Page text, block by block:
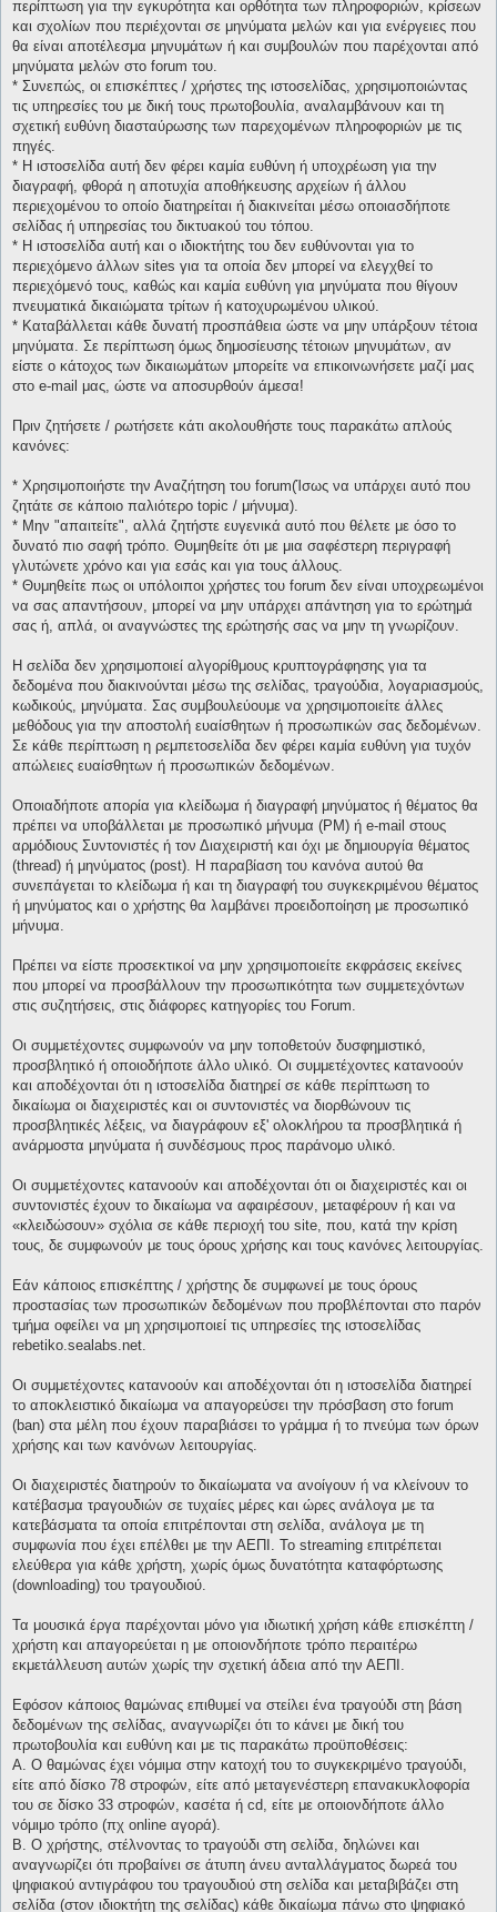
περίπτωση για την εγκυρότητα και ορθότητα των πληροφοριών, κρίσεων
και σχολίων που περιέχονται σε μηνύματα μελών και για ενέργειες που
θα είναι αποτέλεσμα μηνυμάτων ή και συμβουλών που παρέχονται από
μηνύματα μελών στο forum του.
* Συνεπώς, οι επισκέπτες / χρήστες της ιστοσελίδας, χρησιμοποιώντας
τις υπηρεσίες του με δική τους πρωτοβουλία, αναλαμβάνουν και τη
σχετική ευθύνη διασταύρωσης των παρεχομένων πληροφοριών με τις
πηγές.
* H ιστοσελίδα αυτή δεν φέρει καμία ευθύνη ή υποχρέωση για την
διαγραφή, φθορά η αποτυχία αποθήκευσης αρχείων ή άλλου
περιεχομένου το οποίο διατηρείται ή διακινείται μέσω οποιασδήποτε
σελίδας ή υπηρεσίας του δικτυακού του τόπου.
* H ιστοσελίδα αυτή και ο ιδιοκτήτης του δεν ευθύνονται για το
περιεχόμενο άλλων sites για τα οποία δεν μπορεί να ελεγχθεί το
περιεχόμενό τους, καθώς και καμία ευθύνη για μηνύματα που θίγουν
πνευματικά δικαιώματα τρίτων ή κατοχυρωμένου υλικού.
* Καταβάλλεται κάθε δυνατή προσπάθεια ώστε να μην υπάρξουν τέτοια
μηνύματα. Σε περίπτωση όμως δημοσίευσης τέτοιων μηνυμάτων, αν
είστε ο κάτοχος των δικαιωμάτων μπορείτε να επικοινωνήσετε μαζί μας
στο e-mail μας, ώστε να αποσυρθούν άμεσα!
Πριν ζητήσετε / ρωτήσετε κάτι ακολουθήστε τους παρακάτω απλούς
κανόνες:
* Χρησιμοποιήστε την Αναζήτηση του forum(Ίσως να υπάρχει αυτό που
ζητάτε σε κάποιο παλιότερο topic / μήνυμα).
* Μην "απαιτείτε", αλλά ζητήστε ευγενικά αυτό που θέλετε με όσο το
δυνατό πιο σαφή τρόπο. Θυμηθείτε ότι με μια σαφέστερη περιγραφή
γλυτώνετε χρόνο και για εσάς και για τους άλλους.
* Θυμηθείτε πως οι υπόλοιποι χρήστες του forum δεν είναι υποχρεωμένοι
να σας απαντήσουν, μπορεί να μην υπάρχει απάντηση για το ερώτημά
σας ή, απλά, οι αναγνώστες της ερώτησής σας να μην τη γνωρίζουν.
Η σελίδα δεν χρησιμοποιεί αλγορίθμους κρυπτογράφησης για τα
δεδομένα που διακινούνται μέσω της σελίδας, τραγούδια, λογαριασμούς,
κωδικούς, μηνύματα. Σας συμβουλεύουμε να χρησιμοποιείτε άλλες
μεθόδους για την αποστολή ευαίσθητων ή προσωπικών σας δεδομένων.
Σε κάθε περίπτωση η ρεμπετοσελίδα δεν φέρει καμία ευθύνη για τυχόν
απώλειες ευαίσθητων ή προσωπικών δεδομένων.
Οποιαδήποτε απορία για κλείδωμα ή διαγραφή μηνύματος ή θέματος θα
πρέπει να υποβάλλεται με προσωπικό μήνυμα (PM) ή e-mail στους
αρμόδιους Συντονιστές ή τον Διαχειριστή και όχι με δημιουργία θέματος
(thread) ή μηνύματος (post). Η παραβίαση του κανόνα αυτού θα
συνεπάγεται το κλείδωμα ή και τη διαγραφή του συγκεκριμένου θέματος
ή μηνύματος και ο χρήστης θα λαμβάνει προειδοποίηση με προσωπικό
μήνυμα.
Πρέπει να είστε προσεκτικοί να μην χρησιμοποιείτε εκφράσεις εκείνες
που μπορεί να προσβάλλουν την προσωπικότητα των συμμετεχόντων
στις συζητήσεις, στις διάφορες κατηγορίες του Forum.
Οι συμμετέχοντες συμφωνούν να μην τοποθετούν δυσφημιστικό,
προσβλητικό ή οποιοδήποτε άλλο υλικό. Οι συμμετέχοντες κατανοούν
και αποδέχονται ότι η ιστοσελίδα διατηρεί σε κάθε περίπτωση το
δικαίωμα οι διαχειριστές και οι συντονιστές να διορθώνουν τις
προσβλητικές λέξεις, να διαγράφουν εξ' ολοκλήρου τα προσβλητικά ή
ανάρμοστα μηνύματα ή συνδέσμους προς παράνομο υλικό.
Οι συμμετέχοντες κατανοούν και αποδέχονται ότι οι διαχειριστές και οι
συντονιστές έχουν το δικαίωμα να αφαιρέσουν, μεταφέρουν ή και να
«κλειδώσουν» σχόλια σε κάθε περιοχή του site, που, κατά την κρίση
τους, δε συμφωνούν με τους όρους χρήσης και τους κανόνες λειτουργίας.
Εάν κάποιος επισκέπτης / χρήστης δε συμφωνεί με τους όρους
προστασίας των προσωπικών δεδομένων που προβλέπονται στο παρόν
τμήμα οφείλει να μη χρησιμοποιεί τις υπηρεσίες της ιστοσελίδας
rebetiko.sealabs.net.
Οι συμμετέχοντες κατανοούν και αποδέχονται ότι η ιστοσελίδα διατηρεί
το αποκλειστικό δικαίωμα να απαγορεύσει την πρόσβαση στο forum
(ban) στα μέλη που έχουν παραβιάσει το γράμμα ή το πνεύμα των όρων
χρήσης και των κανόνων λειτουργίας.
Οι διαχειριστές διατηρούν το δικαίωματα να ανοίγουν ή να κλείνουν το
κατέβασμα τραγουδιών σε τυχαίες μέρες και ώρες ανάλογα με τα
κατεβάσματα τα οποία επιτρέπονται στη σελίδα, ανάλογα με τη
συμφωνία που έχει επέλθει με την ΑΕΠΙ. Το streaming επιτρέπεται
ελεύθερα για κάθε χρήστη, χωρίς όμως δυνατότητα καταφόρτωσης
(downloading) του τραγουδιού.
Τα μουσικά έργα παρέχονται μόνο για ιδιωτική χρήση κάθε επισκέπτη /
χρήστη και απαγορεύεται η με οποιονδήποτε τρόπο περαιτέρω
εκμετάλλευση αυτών χωρίς την σχετική άδεια από την ΑΕΠΙ.
Εφόσον κάποιος θαμώνας επιθυμεί να στείλει ένα τραγούδι στη βάση
δεδομένων της σελίδας, αναγνωρίζει ότι το κάνει με δική του
πρωτοβουλία και ευθύνη και με τις παρακάτω προϋποθέσεις:
Α. Ο θαμώνας έχει νόμιμα στην κατοχή του το συγκεκριμένο τραγούδι,
είτε από δίσκο 78 στροφών, είτε από μεταγενέστερη επανακυκλοφορία
του σε δίσκο 33 στροφών, κασέτα ή cd, είτε με οποιονδήποτε άλλο
νόμιμο τρόπο (πχ online αγορά).
Β. Ο χρήστης, στέλνοντας το τραγούδι στη σελίδα, δηλώνει και
αναγνωρίζει ότι προβαίνει σε άτυπη άνευ ανταλλάγματος δωρεά του
ψηφιακού αντιγράφου του τραγουδιού στη σελίδα και μεταβιβάζει στη
σελίδα (στον ιδιοκτήτη της σελίδας) κάθε δικαίωμα πάνω στο ψηφιακό